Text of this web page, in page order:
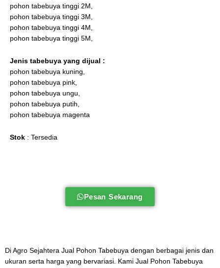
pohon tabebuya tinggi 2M,
pohon tabebuya tinggi 3M,
pohon tabebuya tinggi 4M,
pohon tabebuya tinggi 5M,
Jenis tabebuya yang dijual :
pohon tabebuya kuning,
pohon tabebuya pink,
pohon tabebuya ungu,
pohon tabebuya putih,
pohon tabebuya magenta
Stok : Tersedia
Pesan Sekarang
Di Agro Sejahtera Jual Pohon Tabebuya dengan berbagai jenis dan
ukuran serta harga yang bervariasi. Kami Jual Pohon Tabebuya